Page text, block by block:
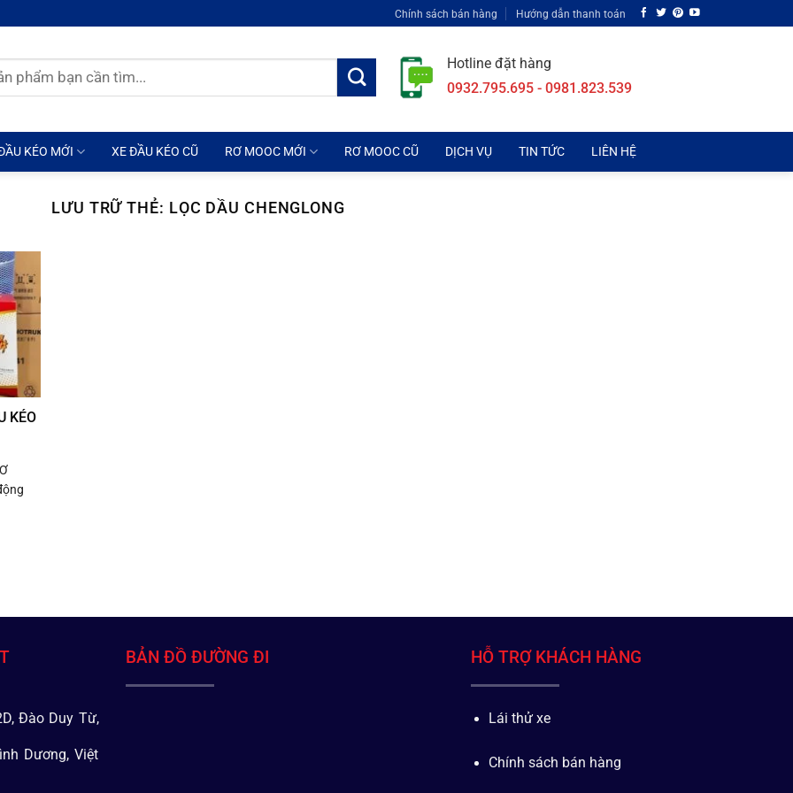
Chính sách bán hàng Hướng dẫn thanh toán
Hotline đặt hàng
0932.795.695 - 0981.823.539
KÉO MỚI XE ĐẦU KÉO CŨ RƠ MOOC MỚI RƠ MOOC CŨ DỊCH VỤ TIN TỨC LIÊN HỆ
LƯU TRỮ THẺ: LỌC DẦU CHENGLONG
KÉO
Đào Duy Từ,
Dương, Việt
BẢN ĐỒ ĐƯỜNG ĐI HỖ TRỢ KHÁCH HÀNG
Lái thử xe
Chính sách bán hàng